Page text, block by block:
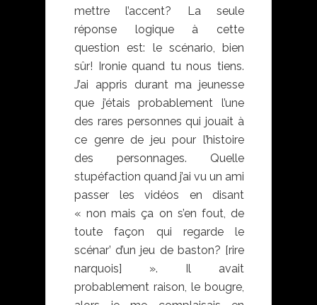
mettre l’accent? La seule
réponse logique à cette
question est: le scénario, bien
sûr! Ironie quand tu nous tiens.
J’ai appris durant ma jeunesse
que j’étais probablement l’une
des rares personnes qui jouait à
ce genre de jeu pour l’histoire
des personnages. Quelle
stupéfaction quand j’ai vu un ami
passer les vidéos en disant
« non mais ça on s’en fout, de
toute façon qui regarde le
scénar’ d’un jeu de baston? [rire
narquois] ». Il avait
probablement raison, le bougre,